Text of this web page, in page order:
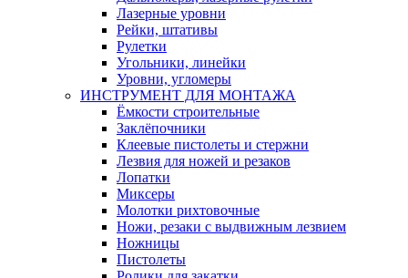
Лазерные уровни
Рейки, штативы
Рулетки
Угольники, линейки
Уровни, угломеры
ИНСТРУМЕНТ ДЛЯ МОНТАЖА
Ёмкости строительные
Заклёпочники
Клеевые пистолеты и стержни
Лезвия для ножей и резаков
Лопатки
Миксеры
Молотки рихтовочные
Ножи, резаки с выдвижным лезвием
Ножницы
Пистолеты